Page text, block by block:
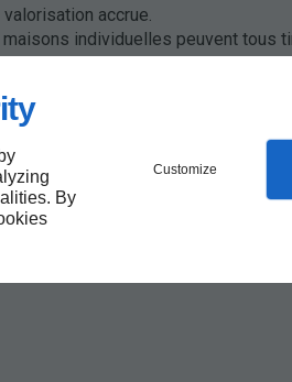
By
Customize
accrue.
individuelles peuvent tous
bien. Les locataires sont prêts à
de gestion immobilière
de 20 % par rapport à